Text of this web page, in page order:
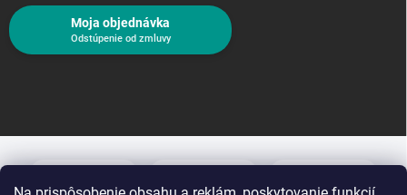
Moja objednávka
Odstúpenie od zmluvy